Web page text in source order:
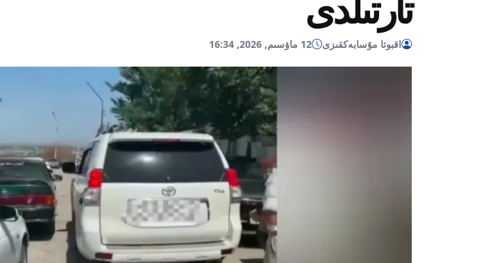
اقبوتا مۇسابەكقىزى 12 ماۋسىم, 2026, 16:34